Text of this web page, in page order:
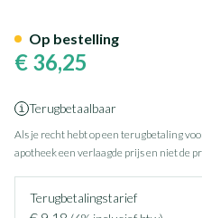
€ 36,25
Terugbetaalbaar
Als je recht hebt op een terugbetaling
apotheek een verlaagde prijs en niet de
Terugbetalingstarief
Op bestelling